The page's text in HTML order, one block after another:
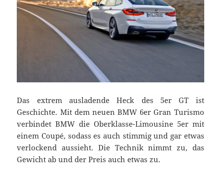
Das extrem ausladende Heck des 5er GT ist
Geschichte. Mit dem neuen BMW 6er Gran Turismo
verbindet BMW die Oberklasse-Limousine 5er mit
einem Coupé, sodass es auch stimmig und gar etwas
verlockend aussieht. Die Technik nimmt zu, das
Gewicht ab und der Preis auch etwas zu.